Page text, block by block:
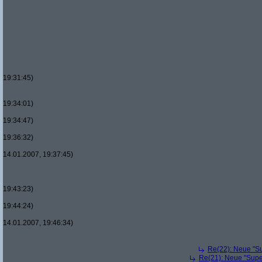
19:31:45)
19:34:01)
19:34:47)
19:36:32)
14.01.2007, 19:37:45)
19:43:23)
19:44:24)
14.01.2007, 19:46:34)
Re(22): Neue
Re(21): Neue